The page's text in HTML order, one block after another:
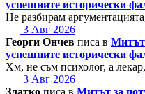
успешните исторически
Не разбирам
3 Авг 2026
Георги Ончев писа в Митът
успешните исторически
Хм, не съм психолог, а
3 Авг 2026